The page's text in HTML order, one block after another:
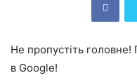
Не пропустіть головне!
в Google!